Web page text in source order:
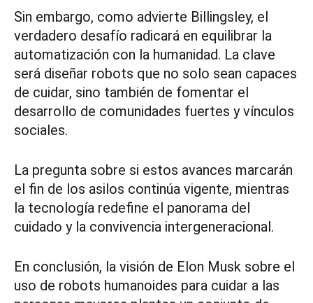
Sin embargo, como advierte Billingsley, el
verdadero desafío radicará en equilibrar la
automatización con la humanidad. La clave
será diseñar robots que no solo sean capaces
de cuidar, sino también de fomentar el
desarrollo de comunidades fuertes y vínculos
sociales.
La pregunta sobre si estos avances marcarán
el fin de los asilos continúa vigente, mientras
la tecnología redefine el panorama del
cuidado y la convivencia intergeneracional.
En conclusión, la visión de Elon Musk sobre el
uso de robots humanoides para cuidar a las